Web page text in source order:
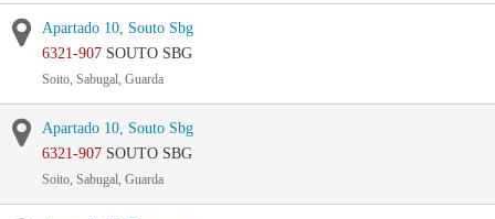
Apartado 10, Souto Sbg
6321-907 SOUTO SBG
Soito, Sabugal, Guarda
Apartado 10, Souto Sbg
6321-907 SOUTO SBG
Soito, Sabugal, Guarda